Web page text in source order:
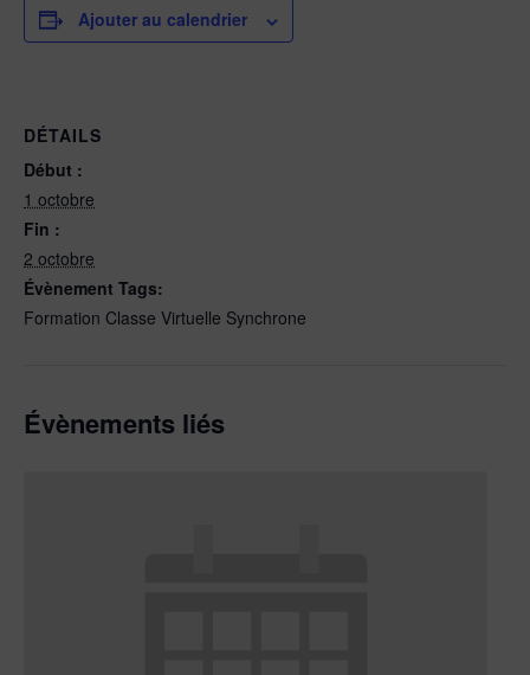
Ajouter au calendrier
DÉTAILS
Début :
1 octobre
Fin :
2 octobre
Évènement Tags:
Formation Classe Virtuelle Synchrone
Évènements liés